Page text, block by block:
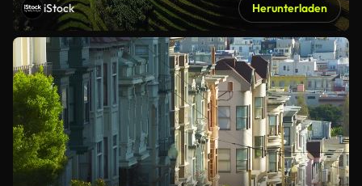
iStock Herunterladen